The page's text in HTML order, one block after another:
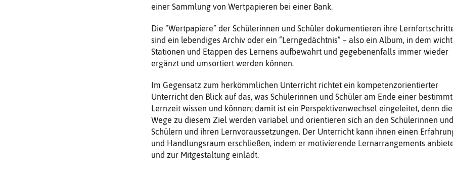
einer Sammlung von Wertpapieren bei einer Bank.
Die “Wertpapiere” der Schülerinnen und Schüler dokumentieren ihre
sind ein lebendiges Archiv oder ein “Lerngedächtnis” – also ein Album, in dem
Stationen und Etappen des Lernens aufbewahrt und gegebenenfalls immer wieder
ergänzt und umsortiert werden können.
Im Gegensatz zum herkömmlichen Unterricht richtet ein kompetenzorientierter
Unterricht den Blick auf das, was Schülerinnen und Schüler am Ende einer
Lernzeit wissen und können; damit ist ein Perspektivenwechsel eingeleitet, denn die
Wege zu diesem Ziel werden variabel und orientieren sich an den Schülerinnen und
Schülern und ihren Lernvoraussetzungen. Der Unterricht kann ihnen einen
und Handlungsraum erschließen, indem er motivierende Lernarrangements
und zur Mitgestaltung einlädt.